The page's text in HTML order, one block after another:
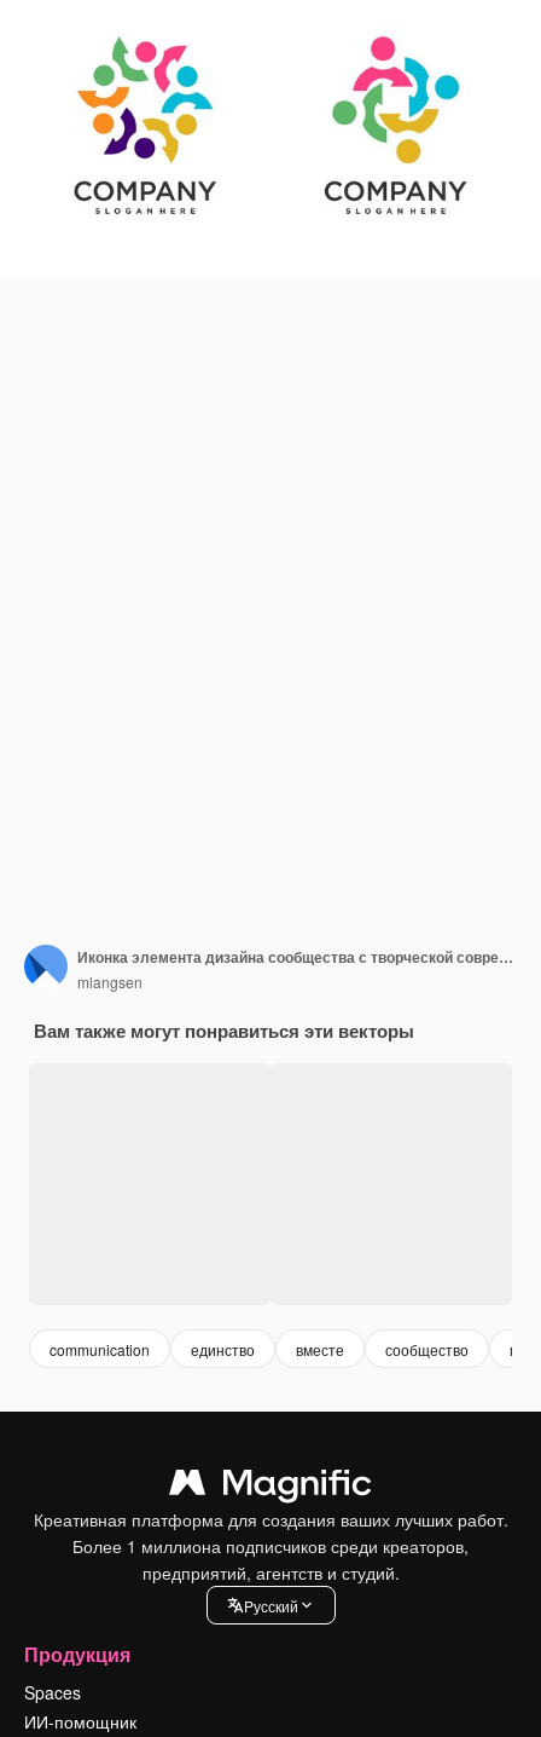
Иконка элемента дизайна сообщества с творческой современной концепцией
mlangsen
Вам также могут понравиться эти векторы
communication единство вместе сообщество
Креативная платформа для создания ваших лучших работ.
Более 1 миллиона подписчиков среди креаторов,
предприятий, агентств и студий.
Pусский
Продукция
Spaces
ИИ-помощник